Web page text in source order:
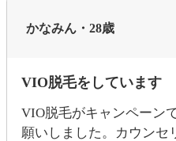
かなみん・28歳
VIO脱毛をしています
VIO脱毛がキャンペーン
願いしました。カウンセ